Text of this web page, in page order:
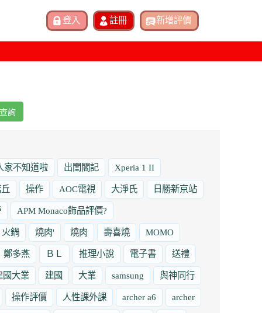
查詢
家不知道啦 出閨閣記 Xperia 1 II
操作 AOC電視 大淨氏 日勝新京站
APM Monaco飾品評價?
火鍋 燒肉' 燒肉 壽喜燒 MOMO
鄭多燕 ＢＬ 推理小說 電子書 送禮
國大業 建國 大業 samsung 與神同行
操作評價 人性課外課 archer a6 archer